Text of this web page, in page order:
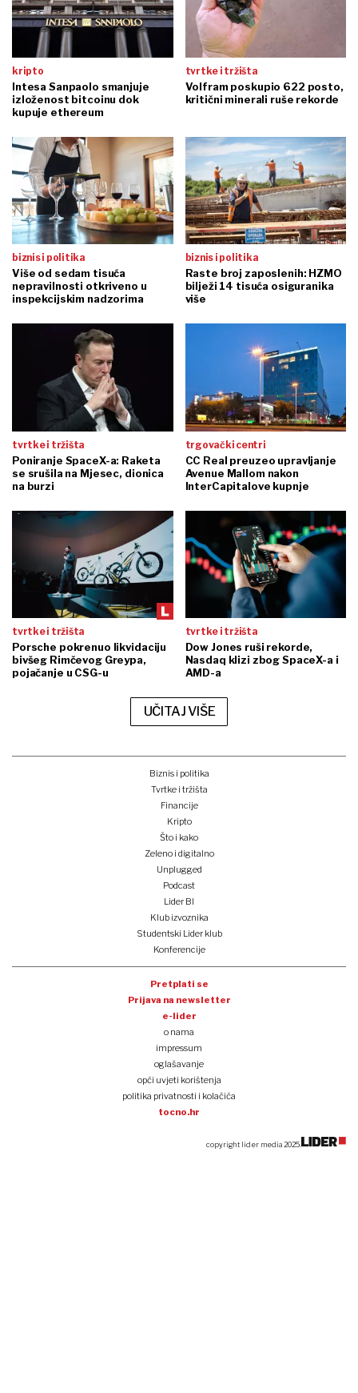
kripto
Intesa Sanpaolo smanjuje
izloženost bitcoinu dok
kupuje ethereum
tvrtke i tržišta
Volfram poskupio 622 posto,
kritični minerali ruše rekorde
biznis i politika
Više od sedam tisuća
nepravilnosti otkriveno u
inspekcijskim nadzorima
biznis i politika
Raste broj zaposlenih: HZMO
bilježi 14 tisuća osiguranika
više
tvrtke i tržišta
Poniranje SpaceX-a: Raketa
se srušila na Mjesec, dionica
na burzi
trgovački centri
CC Real preuzeo upravljanje
Avenue Mallom nakon
InterCapitalove kupnje
tvrtke i tržišta
Porsche pokrenuo likvidaciju
bivšeg Rimčevog Greypa,
pojačanje u CSG-u
tvrtke i tržišta
Dow Jones ruši rekorde,
Nasdaq klizi zbog SpaceX-a i
AMD-a
UČITAJ VIŠE
Biznis i politika
Tvrtke i tržišta
Financije
Kripto
Što i kako
Zeleno i digitalno
Unplugged
Podcast
Lider BI
Klub izvoznika
Studentski Lider klub
Konferencije
Pretplati se
Prijava na newsletter
e-lider
o nama
impressum
oglašavanje
opći uvjeti korištenja
politika privatnosti i kolačića
tocno.hr
copyright lider media 2025.